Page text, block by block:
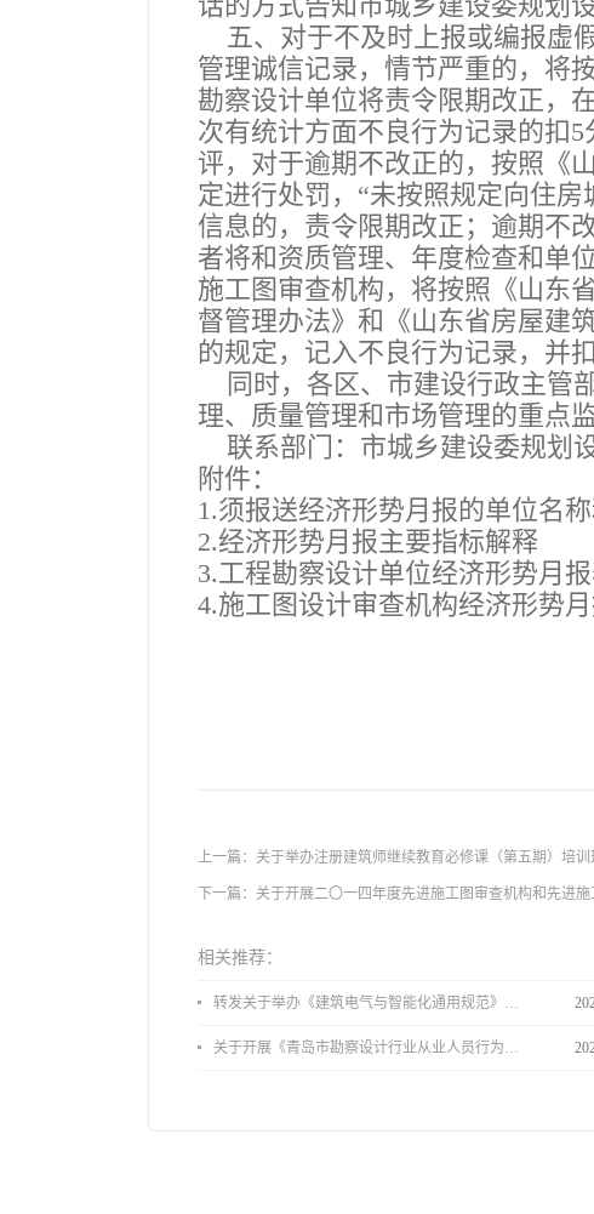
五、对于不及时上报或编报虚
管理诚信记录，情节严重的，将
勘察设计单位将责令限期改正，
次有统计方面不良行为记录的扣
评，对于逾期不改正的，按照《
定进行处罚，“未按照规定向住
信息的，责令限期改正；逾期不
者将和资质管理、年度检查和单
施工图审查机构，将按照《山东
督管理办法》和《山东省房屋建
的规定，记入不良行为记录，并
同时，各区、市建设行政主管
理、质量管理和市场管理的重点监
联系部门：市城乡建设委规划设
附件：
1.须报送经济形势月报的单位名
2.经济形势月报主要指标解释
3.工程勘察设计单位经济形势月
4.施工图设计审查机构经济形势
上一篇： 关于举办注册建筑师继续教育必修课（第五期）培训
下一篇： 关于开展二〇一四年度先进施工图审查机构和先进
相关推荐：
转发关于举办《建筑电气与智能化通用规范》 GB55024-2022公益宣贯的通知
关于开展《青岛市勘察设计行业从业人员行为导则》、《青岛市住宅工程设计审查品质提升指引（2026版）》宣贯活动的通知